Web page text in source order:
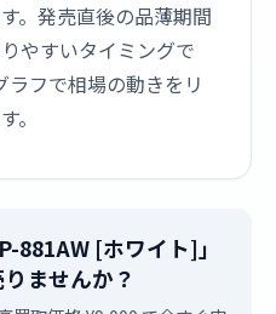
。発売直後の品薄期間
やすいタイミングで
ラフで相場の動きをリ
。
881AW [ホワイト]」
ませんか？